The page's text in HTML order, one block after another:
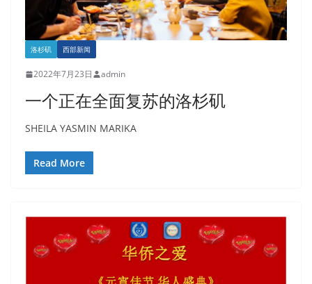
洛杉矶 西部新闻
2022年7月23日 admin
一个正在全面复苏的洛杉矶
SHEILA YASMIN MARIKA
Read More